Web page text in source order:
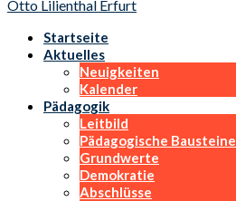
Startseite
Aktuelles
Neuigkeiten
Kalender
Pädagogik
Leitbild
Pädagogische Bausteine
Grundwerte
Demokratie
Abschlüsse